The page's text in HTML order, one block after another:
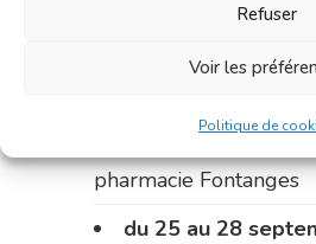
Refuser
Voir les
Politique de
Charignon-Dumas (La
du 14 au 18
pharmacie Fontanges
du 25 au 28